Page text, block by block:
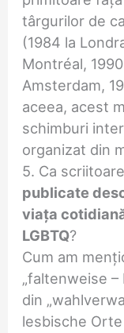
târgurilor de
(1984 la
Montréal,
Amsterdam,
aceea, acest
schimburi
organizat din
5. Ca
publicate
viața
LGBTQ?
Cum am
„faltenweise
din
lesbische